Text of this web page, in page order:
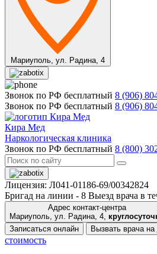
Мариуполь, ул. Радина, 4
Звонок по РФ бесплатный 8 (906)
Звонок по РФ бесплатный 8 (906)
Кира Мед
Наркологическая клиника
Звонок по РФ бесплатный 8 (800)
Лицензия: Л041-01186-69/00342824
Бригад на линии - 8 Выезд врача в
Адрес контакт-центра
Мариуполь, ул. Радина, 4,
Записаться онлайн
Вызвать врача
стоимость